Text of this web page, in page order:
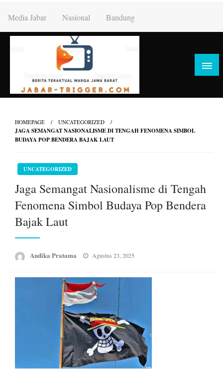
content
Media Jabar Nasional Bandung
HOMEPAGE UNCATEGORIZED
JAGA SEMANGAT NASIONALISME DI TENGAH FENOMENA SIMBOL
BUDAYA POP BENDERA BAJAK LAUT
UNCATEGORIZED
Jaga Semangat Nasionalisme di Tengah
Fenomena Simbol Budaya Pop Bendera
Bajak Laut
Andika Pratama
Posted
Agustus 23, 2025